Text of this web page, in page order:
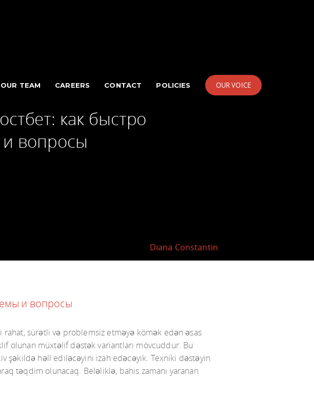
OUR TEAM CAREERS CONTACT POLICIES OUR VOICE
как быстро
вопросы
Diana Constantin
и вопросы
sürətli və problemsiz etməyə kömək edən əsas
olunan müxtəlif dəstək variantları mövcuddur. Bu
şəkildə həll ediləcəyini izah edəcəyik. Texniki dəstəyin
təqdim olunacaq. Beləliklə, bahis zamanı yaranan